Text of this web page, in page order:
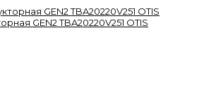
GEN2 TBA20220V251 OTIS